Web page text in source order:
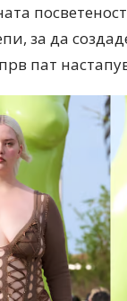
за да
пат
од
МодаМода